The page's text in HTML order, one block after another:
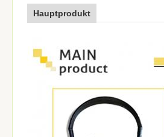
Hauptprodukt